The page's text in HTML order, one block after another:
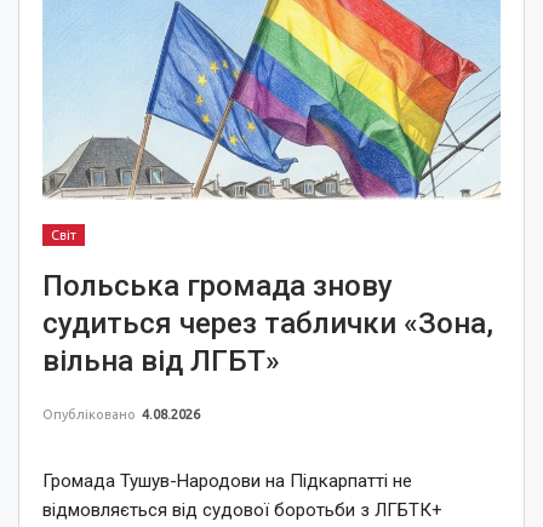
Світ
Польська громада знову
судиться через таблички «Зона,
вільна від ЛГБТ»
Опубліковано 4.08.2026
Громада Тушув-Народови на Підкарпатті не
відмовляється від судової боротьби з ЛГБТК+